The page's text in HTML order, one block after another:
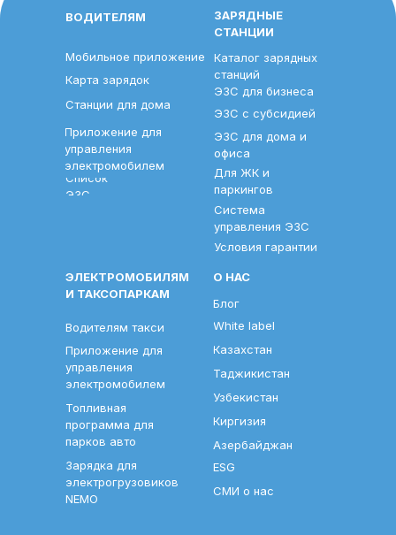
Мобильное приложение
Карта зарядок
Список
ЭЗС
Станции для дома
Приложение для
управления
электромобилем
ЭЗС для дома и
офиса
ЭЗС с субсидией
ЭЗС для бизнеса
Каталог зарядных
станций
Система
управления ЭЗС
Условия гарантии
Приложение для
управления
электромобилем
Водителям такси
Топливная
программа для
парков авто
Зарядка для
электрогрузовиков
NEMO
Блог
Азербайджан
Киргизия
Узбекистан
Таджикистан
Казахстан
White label
СМИ о нас
ESG
ВОДИТЕЛЯМ
О НАС
ЭЛЕКТРОМОБИЛЯМ
И ТАКСОПАРКАМ
ЗАРЯДНЫЕ
СТАНЦИИ
Для ЖК и
паркингов